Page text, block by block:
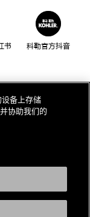
书 科勒官方抖音
备上存储
协助我们的